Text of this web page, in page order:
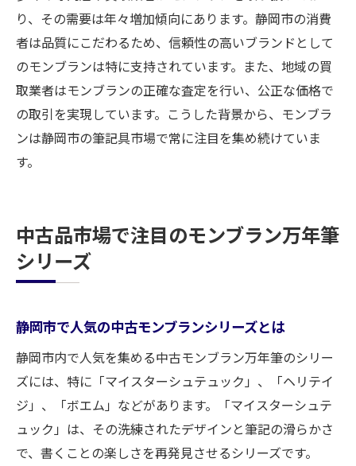
静岡市で手に入れたいモンブランの希少モ
デル
り、その需要は年々増加傾向にあります。静岡市の消費
者は品質にこだわるため、信頼性の高いブランドとして
のモンブランは特に支持されています。また、地域の買
取業者はモンブランの正確な査定を行い、公正な価格で
の取引を実現しています。こうした背景から、モンブラ
ンは静岡市の筆記具市場で常に注目を集め続けていま
す。
中古品市場で注目のモンブラン万年筆
シリーズ
静岡市で人気の中古モンブランシリーズとは
静岡市内で人気を集める中古モンブラン万年筆のシリー
ズには、特に「マイスターシュテュック」、「ヘリテイ
ジ」、「ボエム」などがあります。「マイスターシュテ
ュック」は、その洗練されたデザインと筆記の滑らかさ
で、書くことの楽しさを再発見させるシリーズです。